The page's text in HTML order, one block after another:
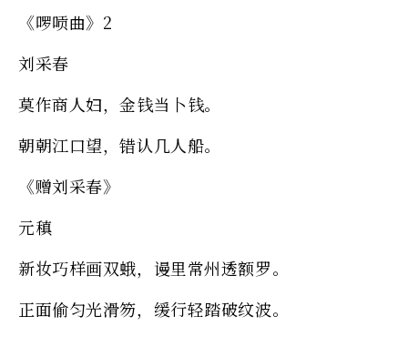
《啰唝曲》2
刘采春
莫作商人妇，金钱当卜钱。
朝朝江口望，错认几人船。
《赠刘采春》
元稹
新妆巧样画双蛾，谩里常州透额罗。
正面偷匀光滑笏，缓行轻踏破纹波。